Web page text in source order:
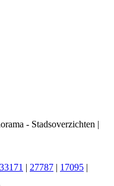
- Stadsoverzichten |
33171 | 27787 | 17095 |